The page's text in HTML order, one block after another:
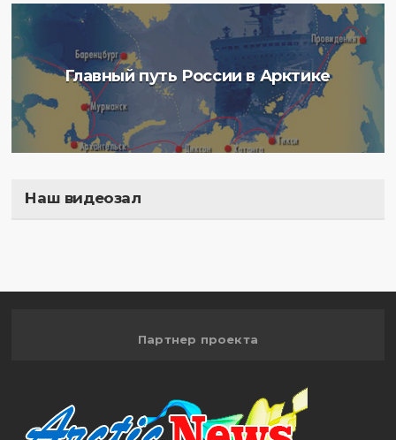
Главный путь России в Арктике
Наш видеозал
Партнер проекта